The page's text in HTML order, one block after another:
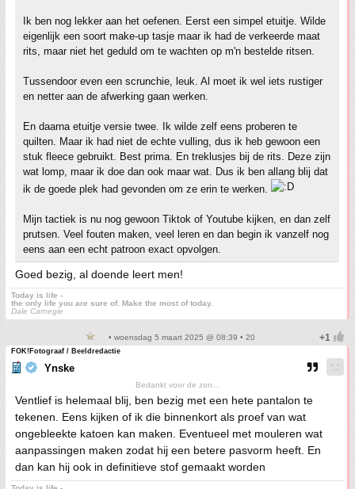
Ik ben nog lekker aan het oefenen. Eerst een simpel etuitje. Wilde
eigenlijk een soort make-up tasje maar ik had de verkeerde maat
rits, maar niet het geduld om te wachten op m'n bestelde ritsen.
Tussendoor even een scrunchie, leuk. Al moet ik wel iets rustiger
en netter aan de afwerking gaan werken.
En daarna etuitje versie twee. Ik wilde zelf eens proberen te
quilten. Maar ik had niet de echte vulling, dus ik heb gewoon een
stuk fleece gebruikt. Best prima. En treklusjes bij de rits. Deze zijn
wat lomp, maar ik doe dan ook maar wat. Dus ik ben allang blij dat
ik de goede plek had gevonden om ze erin te werken.
Mijn tactiek is nu nog gewoon Tiktok of Youtube kijken, en dan zelf
prutsen. Veel fouten maken, veel leren en dan begin ik vanzelf nog
eens aan een echt patroon exact opvolgen.
Goed bezig, al doende leert men!
Today is life -
the only life you are sure of. Make the most of today.
Dale Carnegie
• woensdag 5 maart 2025 @ 08:39 • 20
FOK!Fotograaf / Beeldredactie
Ynske
Bedankt voor de zon...
Ventlief is helemaal blij, ben bezig met een hete pantalon te
tekenen. Eens kijken of ik die binnenkort als proef van wat
ongebleekte katoen kan maken. Eventueel met mouleren wat
aanpassingen maken zodat hij een betere pasvorm heeft. En
dan kan hij ook in definitieve stof gemaakt worden